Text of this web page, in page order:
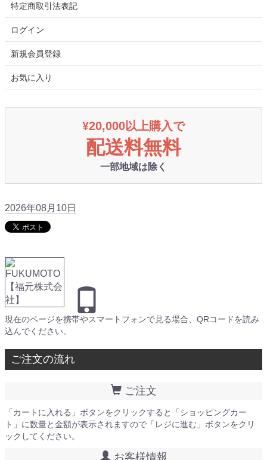
特定商取引法表記
ログイン
新規会員登録
お気に入り
¥20,000以上購入で
配送料無料
一部地域は除く
2026年08月10日
現在のページを携帯やスマートフォンで見る場合、QRコードを読み
込んでください。
ご注文の流れ
ご注文
「カートに入れる」ボタンをクリックすると「ショッピングカー
ト」に数量と金額が表示されますので「レジに進む」ボタンをクリ
ックしてください。
お客様情報